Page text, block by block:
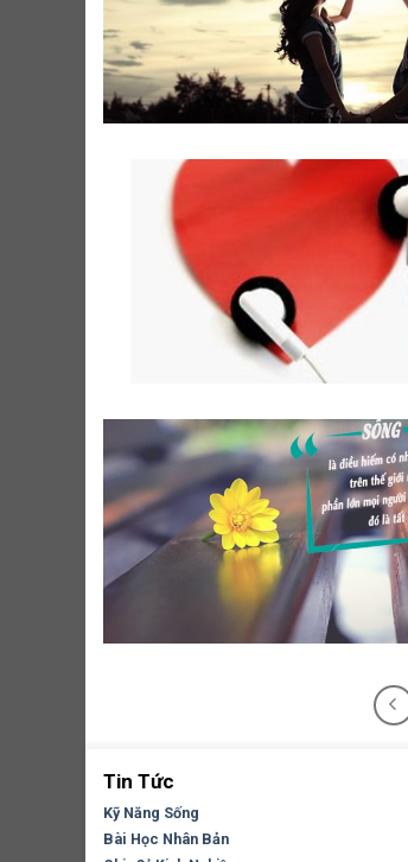
Tin Tức
Kỹ Năng Sống
Bài Học Nhân Bản